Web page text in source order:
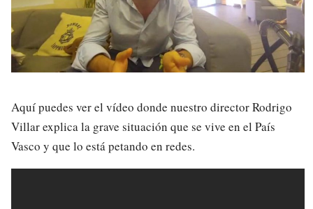
Aquí puedes ver el vídeo donde nuestro director Rodrigo
Villar explica la grave situación que se vive en el País
Vasco y que lo está petando en redes.